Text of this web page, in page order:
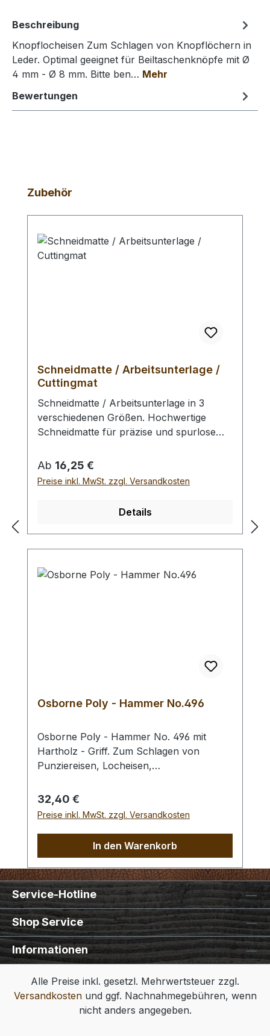
Beschreibung
Knopflocheisen Zum Schlagen von Knopflöchern in
Leder. Optimal geeignet für Beiltaschenknöpfe mit Ø
4 mm - Ø 8 mm. Bitte ben… Mehr
Bewertungen
Produktgalerie überspringen
Zubehör
Schneidmatte / Arbeitsunterlage /
Cuttingmat
Schneidmatte / Arbeitsunterlage in 3
verschiedenen Größen. Hochwertige
Schneidmatte für präzise und spurlose
hartem Kern. Eine Seite schwarz, die
andere Seite grün. Beidseitig bedruckt mit
10 und 50 mm Teilung, sowie feinem
Auswahlliste:klein: Länge 450 mm / Breite:
300 mm / Dicke: 3 mmgroß: Länge: 600
mm / Breite: 450 mm / Dicke: 3 mmextra
Dicke: 3 mm
Regulärer Preis:
Ab 16,25 €
Preise inkl. MwSt. zzgl. Versandkosten
Details
Osborne Poly - Hammer No.496
Osborne Poly - Hammer No. 496 mit
Hartholz - Griff. Zum Schlagen von
Punziereisen, Locheisen,
Schlagfläche. Wenig Rückschlag durch
schlagabsorbierenden Poly -
Hammerkopf. 240 gr Gesamtgewicht /
Regulärer Preis:
32,40 €
Preise inkl. MwSt. zzgl. Versandkosten
In den Warenkorb
Service-Hotline
Shop Service
Informationen
Alle Preise inkl. gesetzl. Mehrwertsteuer zzgl.
Versandkostenund ggf. Nachnahmegebühren, wenn
nicht anders angegeben.